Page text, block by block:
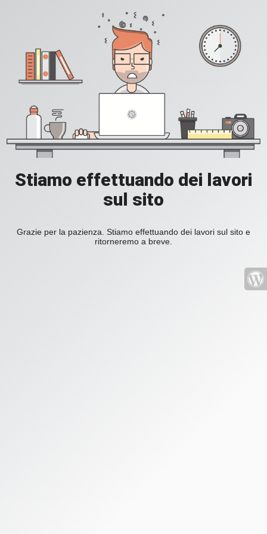
Stiamo effettuando dei lavori
sul sito
Grazie per la pazienza. Stiamo effettuando dei lavori sul sito e
ritorneremo a breve.